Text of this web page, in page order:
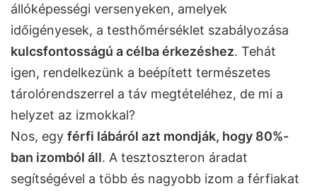
állóképességi versenyeken, amelyek
időigényesek, a testhőmérséklet szabályozása
kulcsfontosságú a célba érkezéshez. Tehát
igen, rendelkezünk a beépített természetes
tárolórendszerrel a táv megtételéhez, de mi a
helyzet az izmokkal?
Nos, egy férfi lábáról azt mondják, hogy 80%-
ban izomból áll. A tesztoszteron áradat
segítségével a több és nagyobb izom a férfiakat